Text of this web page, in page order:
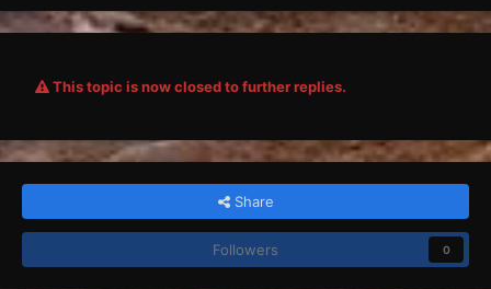
This topic is now closed to further replies.
Share
Followers 0